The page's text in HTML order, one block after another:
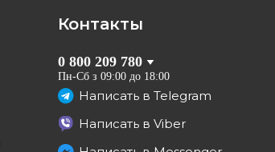
Контакты
0 800 209 780
Пн-Сб з 09:00 до 18:00
Написать в Telegram
Написать в Viber